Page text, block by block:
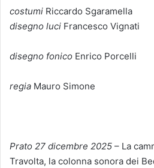
costumi Riccardo Sgaramella
disegno luci Francesco Vignati
disegno fonico Enrico Porcelli
regia Mauro Simone
Prato 27 dicembre 2025 – La
Travolta, la colonna sonora dei